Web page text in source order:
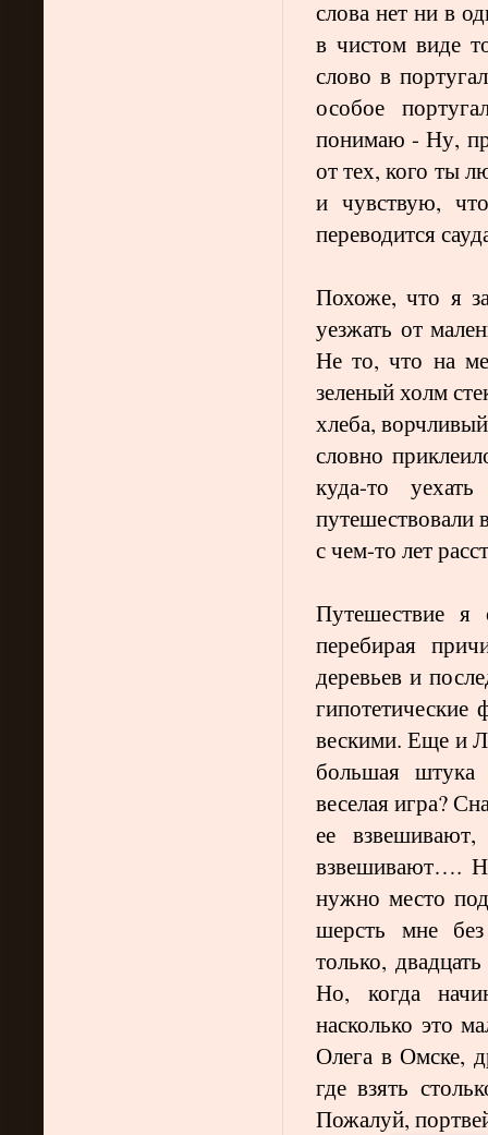
слова нет ни в
в чистом виде
слово в
особое
понимаю - Ну,
от тех, кого ты
и чувствую,
переводится
Похоже, что я
уезжать от
Не то, что на
зеленый холм
хлеба,
словно
куда-то
путешествовали
с чем-то лет
Путешествие я
перебирая
деревьев и
гипотетические
вескими. Еще и
большая
веселая игра?
ее
взвешивают….
нужно место
шерсть мне
только,
Но, когда
насколько это
Олега в Омске,
где взять
Пожалуй,